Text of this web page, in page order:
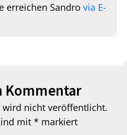
erreichen Sandro via E-
Kommentar
wird nicht veröffentlicht.
mit * markiert